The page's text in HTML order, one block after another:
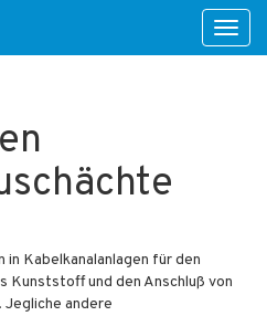
Kabelkanalanlagen für den
Kunststoff und den Anschluß von
andere